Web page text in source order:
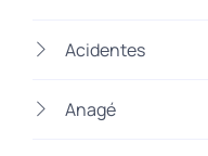
Acidentes
Anagé